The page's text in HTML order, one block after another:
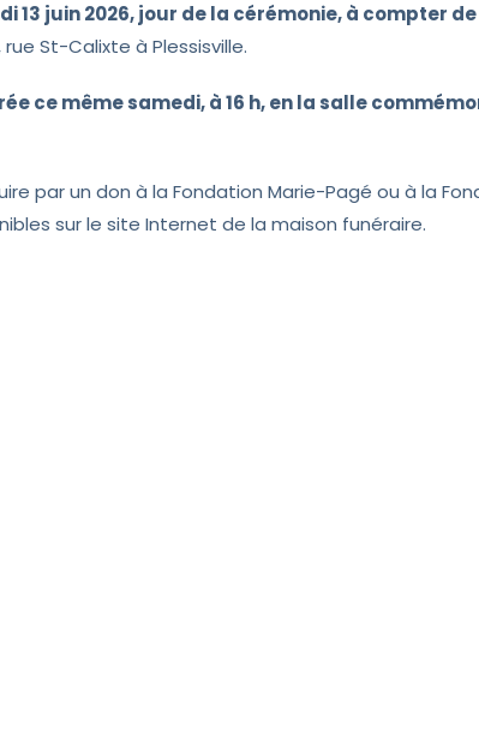
13 juin 2026, jour de la cérémonie, à compter
rue St-Calixte à Plessisville.
ce même samedi, à 16 h, en la salle
par un don à la Fondation Marie-Pagé ou à la
sur le site Internet de la maison funéraire.